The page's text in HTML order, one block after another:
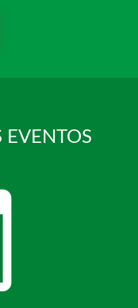
EVENTOS